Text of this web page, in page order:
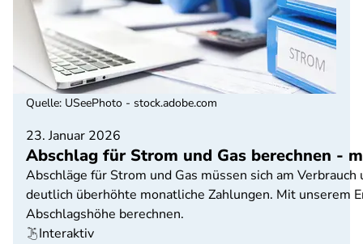
23. Januar 2026
Abschlag für Strom und Gas berechnen -
Abschläge für Strom und Gas müssen sich am
deutlich überhöhte monatliche Zahlungen. Mit unserem
Abschlagshöhe berechnen.
Interaktiv
Quelle: USeePhoto - stock.adobe.com